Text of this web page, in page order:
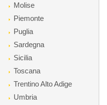
Molise
Piemonte
Puglia
Sardegna
Sicilia
Toscana
Trentino Alto Adige
Umbria